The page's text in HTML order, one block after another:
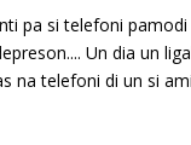
pa si telefoni
Un dia un
na telefoni di un si